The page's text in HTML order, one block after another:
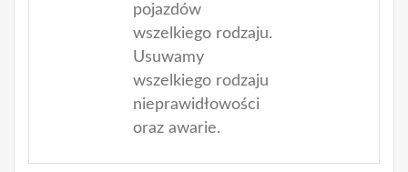
pojazdów
wszelkiego rodzaju.
Usuwamy
wszelkiego rodzaju
nieprawidłowości
oraz awarie.